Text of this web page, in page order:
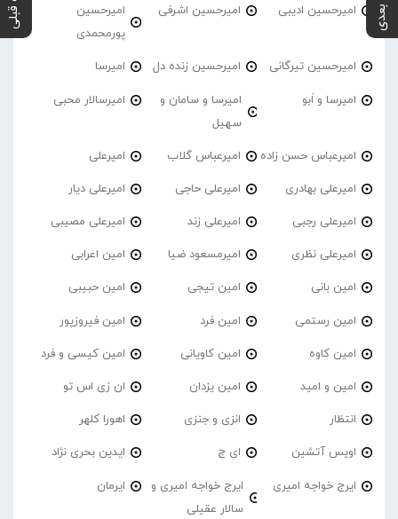
امیرحسین ادیبی امیرحسین اشرفی
امیرحسین
پورمحمدی
امیرحسین تیرگانی امیرحسین زنده دل امیرسا
امیرسا و اَبو
امیرسا و سامان و
سهیل
امیرسالار محبی
امیرعباس حسن زاده امیرعباس گلاب امیرعلی
امیرعلی بهادری امیرعلی حاجی امیرعلی دیار
امیرعلی رجبی امیرعلی زند امیرعلی مصیبی
امیرعلی نظری امیرمسعود ضیا امین اعرابی
امین بانی امین تیجی امین حبیبی
امین رستمی امین فرد امین فیروزپور
امین کاوه امین کاویانی امین کیسی و فرد
امین و امید امین یزدان ان زی اس تو
انتظار انزی و جنزی اهورا کلهر
اویس آتشین ای ج ایدین بحری نژاد
ایرج خواجه امیری
ایرج خواجه امیری و
سالار عقیلی
ایرمان